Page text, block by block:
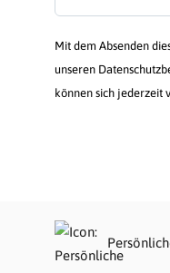
Mit dem Absenden
unseren
können sich jederzeit